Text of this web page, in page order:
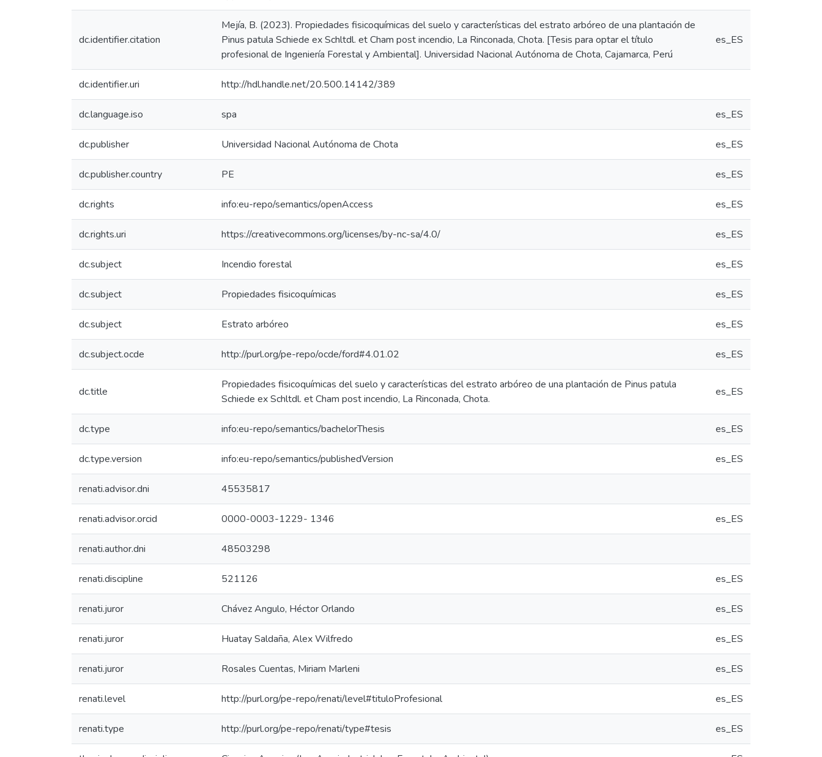
dc.identifier.citation
Mejía, B. (2023). Propiedades fisicoquímicas del suelo y características del estrato arbóreo de una plantación de
Pinus patula Schiede ex Schltdl. et Cham post incendio, La Rinconada, Chota. [Tesis para optar el título
profesional de Ingeniería Forestal y Ambiental]. Universidad Nacional Autónoma de Chota, Cajamarca, Perú
es_ES
dc.identifier.uri http://hdl.handle.net/20.500.14142/389
dc.language.iso spa es_ES
dc.publisher Universidad Nacional Autónoma de Chota es_ES
dc.publisher.country PE es_ES
dc.rights info:eu-repo/semantics/openAccess es_ES
dc.rights.uri https://creativecommons.org/licenses/by-nc-sa/4.0/ es_ES
dc.subject Incendio forestal es_ES
dc.subject Propiedades fisicoquímicas es_ES
dc.subject Estrato arbóreo es_ES
dc.subject.ocde http://purl.org/pe-repo/ocde/ford#4.01.02 es_ES
dc.title
Propiedades fisicoquímicas del suelo y características del estrato arbóreo de una plantación de Pinus patula
Schiede ex Schltdl. et Cham post incendio, La Rinconada, Chota.
es_ES
dc.type info:eu-repo/semantics/bachelorThesis es_ES
dc.type.version info:eu-repo/semantics/publishedVersion es_ES
renati.advisor.dni 45535817
renati.advisor.orcid 0000-0003-1229- 1346 es_ES
renati.author.dni 48503298
renati.discipline 521126 es_ES
renati.juror Chávez Angulo, Héctor Orlando es_ES
renati.juror Huatay Saldaña, Alex Wilfredo es_ES
renati.juror Rosales Cuentas, Miriam Marleni es_ES
renati.level http://purl.org/pe-repo/renati/level#tituloProfesional es_ES
renati.type http://purl.org/pe-repo/renati/type#tesis es_ES